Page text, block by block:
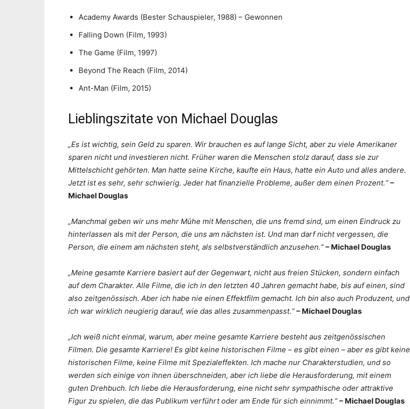
Academy Awards (Bester Schauspieler, 1988) – Gewonnen
Falling Down (Film, 1993)
The Game (Film, 1997)
Beyond The Reach (Film, 2014)
Ant-Man (Film, 2015)
Lieblingszitate von Michael Douglas
„Es ist wichtig, sein Geld zu sparen. Wir brauchen es auf lange Sicht, aber zu viele Amerikaner
sparen nicht und investieren nicht. Früher waren die Menschen stolz darauf, dass sie zur
Mittelschicht gehörten. Man hatte seine Kirche, kaufte ein Haus, hatte ein Auto und alles andere.
Jetzt ist es sehr, sehr schwierig. Jeder hat finanzielle Probleme, außer dem einen Prozent.“–
Michael Douglas
„Manchmal geben wir uns mehr Mühe mit Menschen, die uns fremd sind, um einen Eindruck zu
hinterlassen als mit der Person, die uns am nächsten ist. Und man darf nicht vergessen, die
Person, die einem am nächsten steht, als selbstverständlich anzusehen.“ – Michael Douglas
„Meine gesamte Karriere basiert auf der Gegenwart, nicht aus freien Stücken, sondern einfach
auf dem Charakter. Alle Filme, die ich in den letzten 40 Jahren gemacht habe, bis auf einen, sind
also zeitgenössisch. Aber ich habe nie einen Effektfilm gemacht. Ich bin also auch Produzent, und
ich war wirklich neugierig darauf, wie das alles zusammenpasst.“ – Michael Douglas
„Ich weiß nicht einmal, warum, aber meine gesamte Karriere besteht aus zeitgenössischen
Filmen. Die gesamte Karriere! Es gibt keine historischen Filme – es gibt einen – aber es gibt keine
historischen Filme, keine Filme mit Spezialeffekten. Ich mache nur Charakterstudien, und so
werden sich einige von ihnen überschneiden, aber ich liebe die Herausforderung, mit einem
guten Drehbuch. Ich liebe die Herausforderung, eine nicht sehr sympathische oder attraktive
Figur zu spielen, die das Publikum verführt oder am Ende für sich einnimmt.“– Michael Douglas